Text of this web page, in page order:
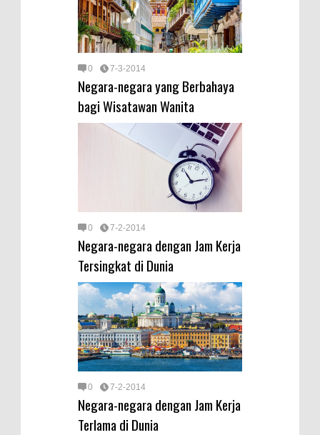
0 7-3-2014
Negara-negara yang Berbahaya
bagi Wisatawan Wanita
0 7-2-2014
Negara-negara dengan Jam Kerja
Tersingkat di Dunia
0 7-2-2014
Negara-negara dengan Jam Kerja
Terlama di Dunia